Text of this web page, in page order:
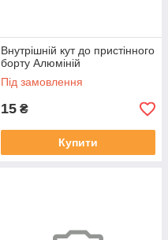
Внутрішній кут до пристінного
борту Алюміній
Під замовлення
15 ₴
Купити